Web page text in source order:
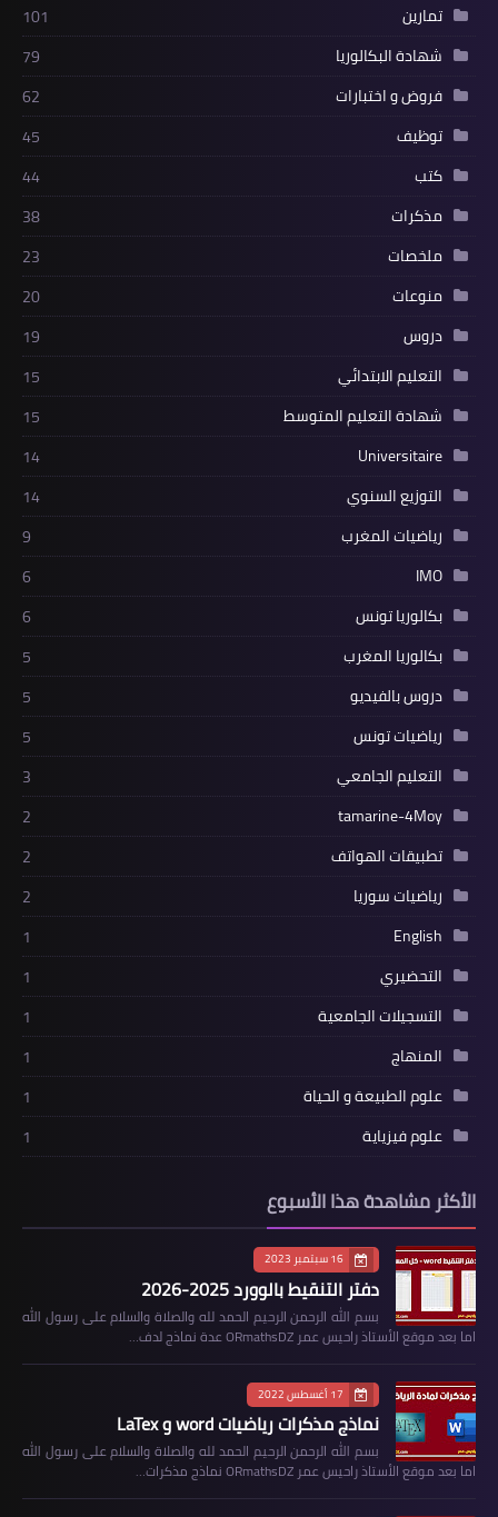
تمارين
101
شهادة البكالوريا
79
فروض و اختبارات
62
توظيف
45
كتب
44
مذكرات
38
ملخصات
23
منوعات
20
دروس
19
التعليم الابتدائي
15
شهادة التعليم المتوسط
15
Universitaire
14
التوزيع السنوي
14
رياضيات المغرب
9
IMO
6
بكالوريا تونس
6
بكالوريا المغرب
5
دروس بالفيديو
5
رياضيات تونس
5
التعليم الجامعي
3
tamarine-4Moy
2
تطبيقات الهواتف
2
رياضيات سوريا
2
English
1
التحضيري
1
التسجيلات الجامعية
1
المنهاج
1
علوم الطبيعة و الحياة
1
علوم فيزياية
1
الأكثر مشاهدة هذا الأسبوع
16 سبتمبر 2023
دفتر التنقيط بالوورد 2025-2026
بسم الله الرحمن الرحيم الحمد لله والصلاة والسلام على رسول الله
اما بعد موقع الأستاذ راحيس عمر ORmathsDZ عدة نماذج لدف…
17 أغسطس 2022
نماذج مذكرات رياضيات word و LaTex
بسم الله الرحمن الرحيم الحمد لله والصلاة والسلام على رسول الله
اما بعد موقع الأستاذ راحيس عمر ORmathsDZ نماذج مذكرات…